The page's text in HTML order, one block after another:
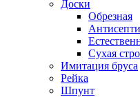
Доски
Обрезная
Сухая
Имитация бруса
Рейка
Шпунт